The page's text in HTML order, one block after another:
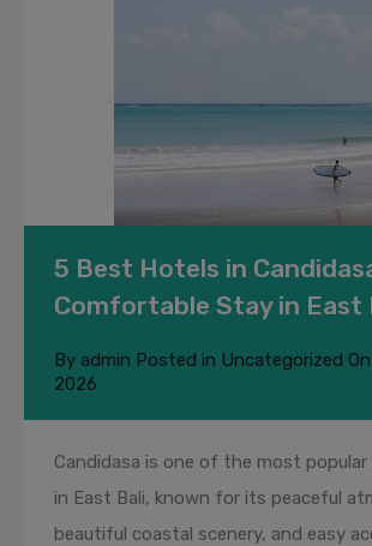
5 Best Hotels in
Comfortable Stay in East
By admin Posted in Uncategorized On
2026
Candidasa is one of the most
in East Bali, known for its peaceful
beautiful coastal scenery, and easy